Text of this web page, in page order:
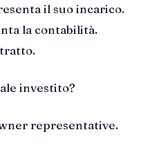
il suo incarico.
la contabilità.
investito?
representative.